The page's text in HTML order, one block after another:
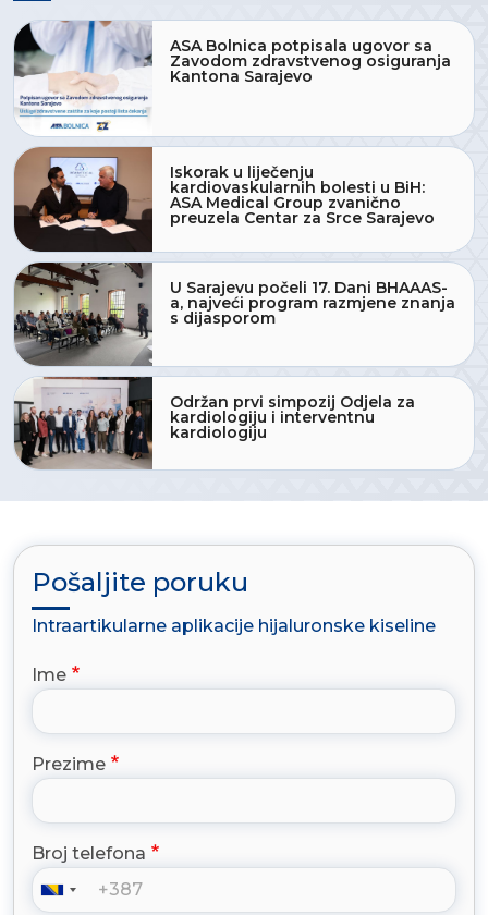
ASA Bolnica potpisala ugovor sa
Zavodom zdravstvenog osiguranja
Kantona Sarajevo
Iskorak u liječenju
kardiovaskularnih bolesti u BiH:
ASA Medical Group zvanično
preuzela Centar za Srce Sarajevo
U Sarajevu počeli 17. Dani BHAAAS-
a, najveći program razmjene znanja
s dijasporom
Održan prvi simpozij Odjela za
kardiologiju i interventnu
kardiologiju
Pošaljite poruku
Intraartikularne aplikacije hijaluronske kiseline
Ime
Prezime
Broj telefona